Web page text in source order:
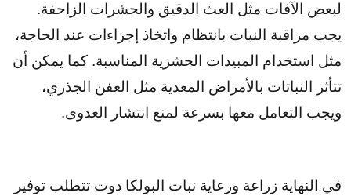
لبعض الآفات مثل العث الدقيق والحشرات الزاحفة.
يجب مراقبة النبات بانتظام واتخاذ إجراءات عند الحاجة،
مثل استخدام المبيدات الحشرية المناسبة. كما يمكن أن
تتأثر النباتات بالأمراض المعدية مثل العفن الجذري،
ويجب التعامل معها بسرعة لمنع انتشار العدوى.
في النهاية زراعة ورعاية نبات البولكا دوت تتطلب توفير